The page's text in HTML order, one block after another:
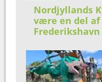
Nordjyllands
være en del af